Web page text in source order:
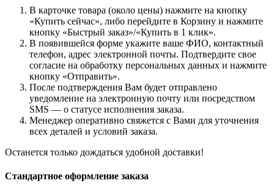
В карточке товара (около цены) нажмите на кнопку
«Купить сейчас», либо перейдите в Корзину и нажмите
кнопку «Быстрый заказ»/«Купить в 1 клик».
В появившейся форме укажите ваше ФИО, контактный
телефон, адрес электронной почты. Подтвердите свое
согласие на обработку персональных данных и нажмите
кнопку «Отправить».
После подтверждения Вам будет отправлено
уведомление на электронную почту или посредством
SMS — о статусе исполнения заказа.
Менеджер оперативно свяжется с Вами для уточнения
всех деталей и условий заказа.
Останется только дождаться удобной доставки!
Стандартное оформление заказа